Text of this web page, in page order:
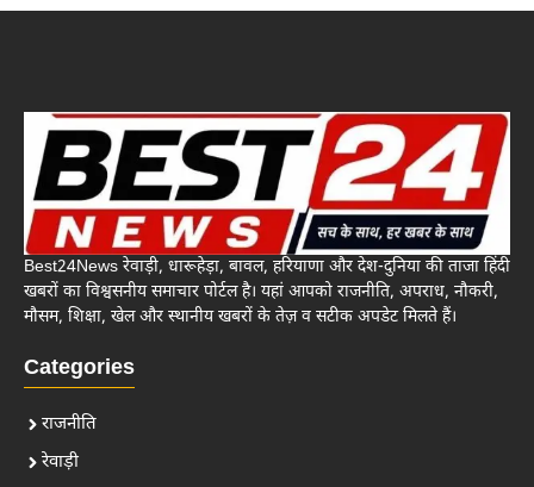
Best24News रेवाड़ी, धारूहेड़ा, बावल, हरियाणा और देश-दुनिया की ताजा हिंदी
खबरों का विश्वसनीय समाचार पोर्टल है। यहां आपको राजनीति, अपराध, नौकरी,
मौसम, शिक्षा, खेल और स्थानीय खबरों के तेज़ व सटीक अपडेट मिलते हैं।
Categories
राजनीति
रेवाड़ी